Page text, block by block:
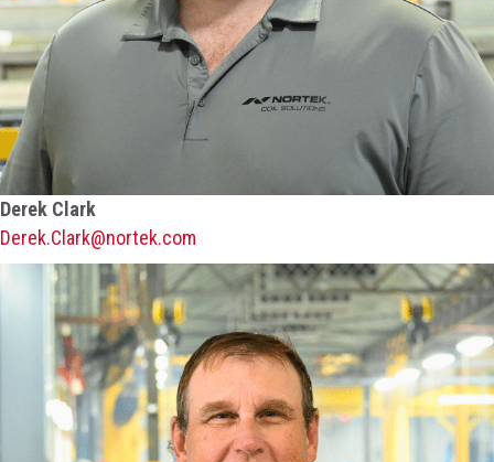
Derek Clark
Derek.Clark@nortek.com